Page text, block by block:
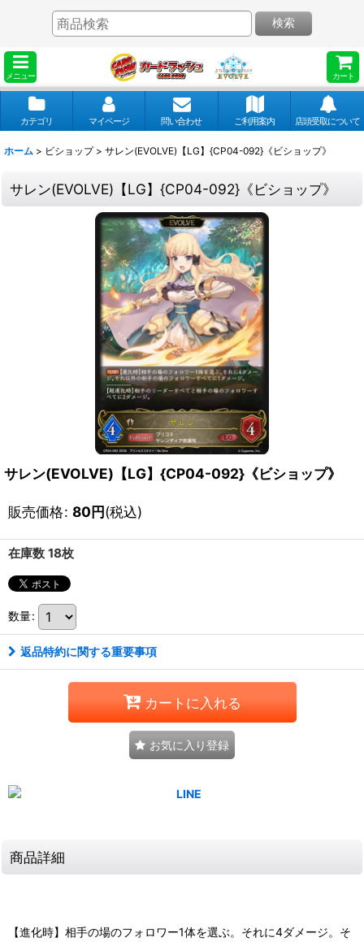
メニュー カート
検索
カテゴリ マイページ 問い合わせ ご利用案内 店頭受取について
ホーム > ビショップ > サレン(EVOLVE)【LG】{CP04-092}《ビショップ》
サレン(EVOLVE)【LG】{CP04-092}《ビショップ》
サレン(EVOLVE)【LG】{CP04-092}《ビショップ》
販売価格: 80円(税込)
在庫数 18枚
数量:
返品特約に関する重要事項
カートに入れる
お気に入り登録
商品詳細
【進化時】相手の場のフォロワー1体を選ぶ。それに4ダメージ。そ